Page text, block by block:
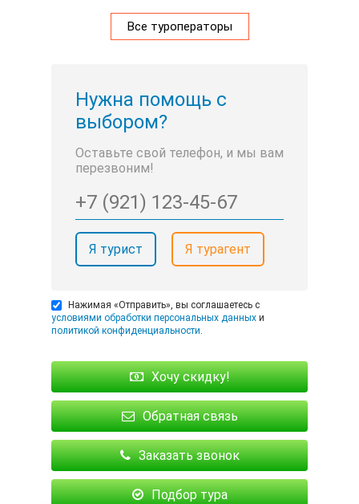
Все туроператоры
Нужна помощь с
выбором?
Оставьте свой телефон, и мы вам
перезвоним!
Я турист Я турагент
Нажимая «Отправить», вы соглашаетесь с
условиями обработки персональных данных и
политикой конфиденциальности.
Хочу скидку!
Обратная связь
Заказать звонок
Подбор тура